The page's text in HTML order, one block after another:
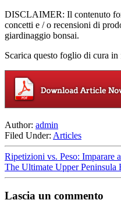
DISCLAIMER: Il contenuto
concetti e / o recensioni di
giardinaggio bonsai.
Scarica questo foglio di cura
Author: admin
Filed Under: Articles
Ripetizioni vs. Peso: Imparare
The Ultimate Upper Peninsula
Lascia un commento